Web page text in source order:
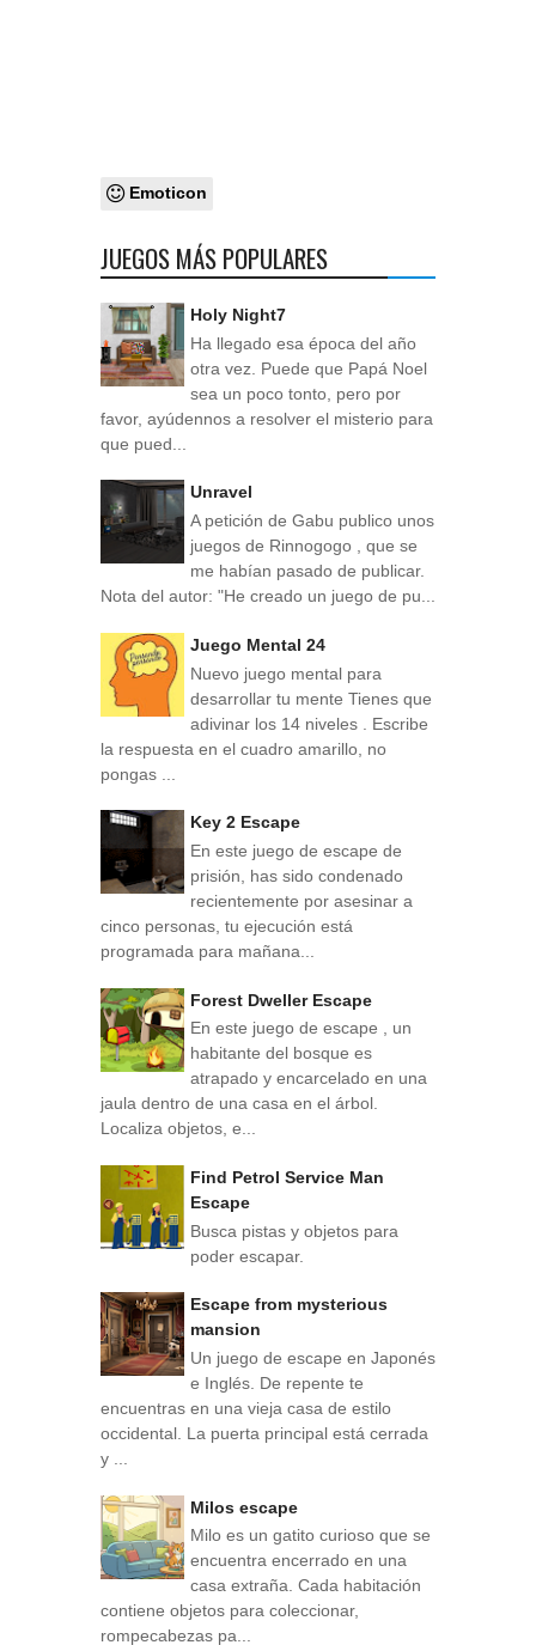
Emoticon
JUEGOS MÁS POPULARES
Holy Night7
Ha llegado esa época del año
otra vez. Puede que Papá Noel
sea un poco tonto, pero por
favor, ayúdennos a resolver el misterio para
que pued...
Unravel
A petición de Gabu publico unos
juegos de Rinnogogo , que se
me habían pasado de publicar.
Nota del autor: "He creado un juego de pu...
Juego Mental 24
Nuevo juego mental para
desarrollar tu mente Tienes que
adivinar los 14 niveles . Escribe
la respuesta en el cuadro amarillo, no
pongas ...
Key 2 Escape
En este juego de escape de
prisión, has sido condenado
recientemente por asesinar a
cinco personas, tu ejecución está
programada para mañana...
Forest Dweller Escape
En este juego de escape , un
habitante del bosque es
atrapado y encarcelado en una
jaula dentro de una casa en el árbol.
Localiza objetos, e...
Find Petrol Service Man
Escape
Busca pistas y objetos para
poder escapar.
Escape from mysterious
mansion
Un juego de escape en Japonés
e Inglés. De repente te
encuentras en una vieja casa de estilo
occidental. La puerta principal está cerrada
y ...
Milos escape
Milo es un gatito curioso que se
encuentra encerrado en una
casa extraña. Cada habitación
contiene objetos para coleccionar,
rompecabezas pa...